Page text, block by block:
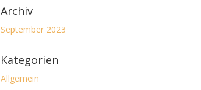
Archiv
September 2023
Kategorien
Allgemein